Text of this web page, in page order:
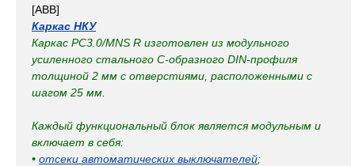
[ABB]
Каркас НКУ
Каркас PC3.0/MNS R изготовлен из модульного
усиленного стального С-образного DIN-профиля
толщиной 2 мм с отверстиями, расположенными с
шагом 25 мм.
Каждый функциональный блок является модульным и
включает в себя:
• отсеки автоматических выключателей;